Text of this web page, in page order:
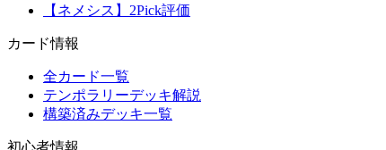
【ネメシス】2Pick評価
カード情報
全カード一覧
テンポラリーデッキ解説
構築済みデッキ一覧
初心者情報